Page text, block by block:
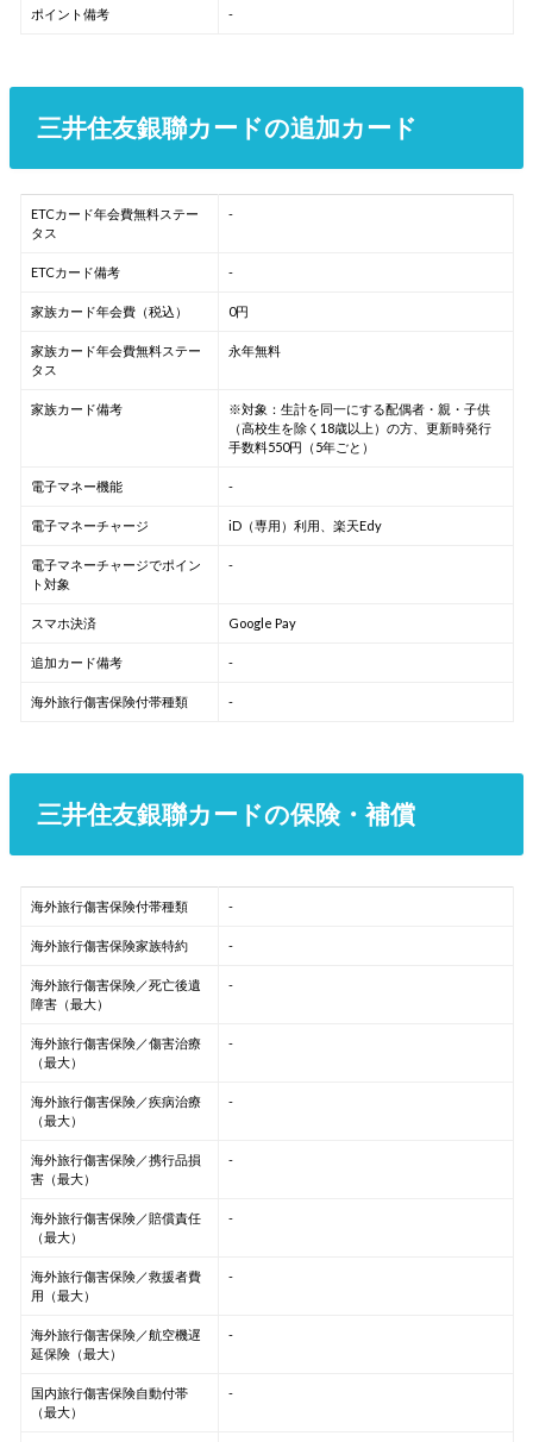
ポイント備考 -
三井住友銀聯カードの追加カード
ETCカード年会費無料ステー
タス
-
ETCカード備考 -
家族カード年会費（税込） 0円
家族カード年会費無料ステー
タス
永年無料
家族カード備考
※対象：生計を同一にする配偶者・親・子供
（高校生を除く18歳以上）の方、更新時発行
手数料550円（5年ごと）
電子マネー機能 -
電子マネーチャージ iD（専用）利用、楽天Edy
電子マネーチャージでポイン
ト対象
-
スマホ決済 Google Pay
追加カード備考 -
海外旅行傷害保険付帯種類 -
三井住友銀聯カードの保険・補償
海外旅行傷害保険付帯種類 -
海外旅行傷害保険家族特約 -
海外旅行傷害保険／死亡後遺
障害（最大）
-
海外旅行傷害保険／傷害治療
（最大）
-
海外旅行傷害保険／疾病治療
（最大）
-
海外旅行傷害保険／携行品損
害（最大）
-
海外旅行傷害保険／賠償責任
（最大）
-
海外旅行傷害保険／救援者費
用（最大）
-
海外旅行傷害保険／航空機遅
延保険（最大）
-
国内旅行傷害保険自動付帯
（最大）
-